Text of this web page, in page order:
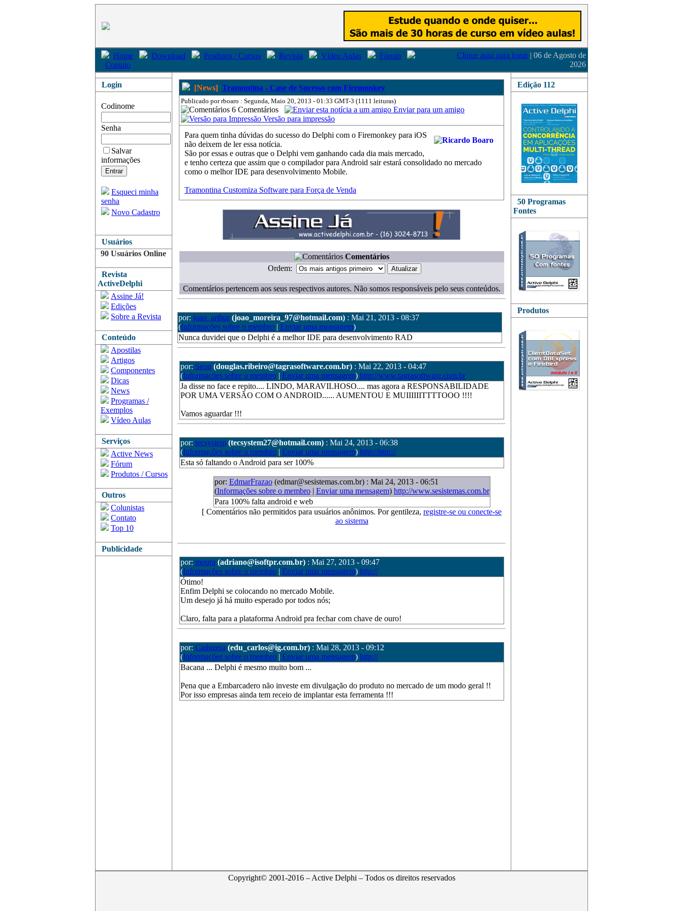
Home Download Produtos / Cursos Revista Vídeo Aulas
Fórum
Contato
Clique aqui para logar | 06 de Agosto de
2026
Login
Codinome
Senha
Salvar
informações
Esqueci minha
senha
Novo Cadastro
Usuários
90 Usuários Online
Revista
ActiveDelphi
Assine Já!
Edições
Sobre a Revista
Conteúdo
Apostilas
Artigos
Componentes
Dicas
News
Programas /
Exemplos
Vídeo Aulas
Serviços
Active News
Fórum
Produtos / Cursos
Outros
Colunistas
Contato
Top 10
Publicidade
[News] Tramontina - Case de Sucesso com Firemonkey
Publicado por rboaro : Segunda, Maio 20, 2013 - 01:33 GMT-3 (1111 leituras)
6 Comentários
Enviar para um amigo
Versão para impressão
Para quem tinha dúvidas do sucesso do Delphi com o Firemonkey para iOS
não deixem de ler essa notícia.
São por essas e outras que o Delphi vem ganhando cada dia mais mercado,
e tenho certeza que assim que o compilador para Android sair estará consolidado no mercado
como o melhor IDE para desenvolvimento Mobile.
Tramontina Customiza Software para Força de Venda
Comentários
Ordem:
Comentários pertencem aos seus respectivos autores. Não somos responsáveis pelo seus conteúdos.
por: joao_arthur (joao_moreira_97@hotmail.com) : Mai 21, 2013 - 08:37
(Informações sobre o membro | Enviar uma mensagem)
Nunca duvidei que o Delphi é a melhor IDE para desenvolvimento RAD
por: Seon (douglas.ribeiro@tagrasoftware.com.br) : Mai 22, 2013 - 04:47
(Informações sobre o membro| Enviar uma mensagem) http://www.tagrasoftware.com.br
Ja disse no face e repito.... LINDO, MARAVILHOSO.... mas agora a RESPONSABILIDADE
POR UMA VERSÃO COM O ANDROID...... AUMENTOU E MUIIIIIITTTTOOO !!!!
Vamos aguardar !!!
por: tecsystem (tecsystem27@hotmail.com) : Mai 24, 2013 - 06:38
(Informações sobre o membro| Enviar uma mensagem) http://http://
Esta só faltando o Android para ser 100%
por: EdmarFrazao (edmar@sesistemas.com.br): Mai 24, 2013 - 06:51
(Informações sobre o membro| Enviar uma mensagem) http://www.sesistemas.com.br
Para 100% falta android e web
[ Comentários não permitidos para usuários anônimos. Por gentileza, registre-se ou conecte-se
ao sistema
por: moura (adriano@isoftpr.com.br) : Mai 27, 2013 - 09:47
(Informações sobre o membro| Enviar uma mensagem) http://
Ótimo!
Enfim Delphi se colocando no mercado Mobile.
Um desejo já há muito esperado por todos nós;
Claro, falta para a plataforma Android pra fechar com chave de ouro!
por: Caduzera (edu_carlos@ig.com.br) : Mai 28, 2013 - 09:12
(Informações sobre o membro| Enviar uma mensagem) http://
Bacana ... Delphi é mesmo muito bom ...
Pena que a Embarcadero não investe em divulgação do produto no mercado de um modo geral !!
Por isso empresas ainda tem receio de implantar esta ferramenta !!!
Edição 112
50 Programas
Fontes
Produtos
Copyright© 2001-2016 – Active Delphi – Todos os direitos reservados